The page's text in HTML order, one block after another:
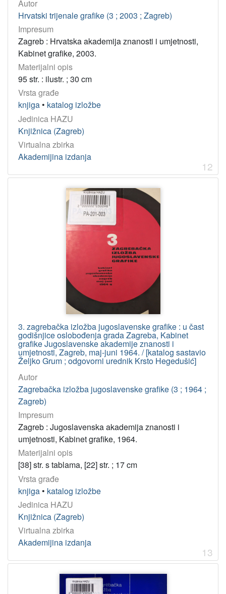
Autor
Hrvatski trijenale grafike (3 ; 2003 ; Zagreb)
Impresum
Zagreb : Hrvatska akademija znanosti i umjetnosti,
Kabinet grafike, 2003.
Materijalni opis
95 str. : ilustr. ; 30 cm
Vrsta građe
knjiga • katalog izložbe
Jedinica HAZU
Knjižnica (Zagreb)
Virtualna zbirka
Akademijina izdanja
12
3. zagrebačka izložba jugoslavenske grafike : u čast
godišnjice oslobođenja grada Zagreba, Kabinet
grafike Jugoslavenske akademije znanosti i
umjetnosti, Zagreb, maj-juni 1964. / [katalog sastavio
Željko Grum ; odgovorni urednik Krsto Hegedušić]
Autor
Zagrebačka izložba jugoslavenske grafike (3 ; 1964 ;
Zagreb)
Impresum
Zagreb : Jugoslavenska akademija znanosti i
umjetnosti, Kabinet grafike, 1964.
Materijalni opis
[38] str. s tablama, [22] str. ; 17 cm
Vrsta građe
knjiga • katalog izložbe
Jedinica HAZU
Knjižnica (Zagreb)
Virtualna zbirka
Akademijina izdanja
13